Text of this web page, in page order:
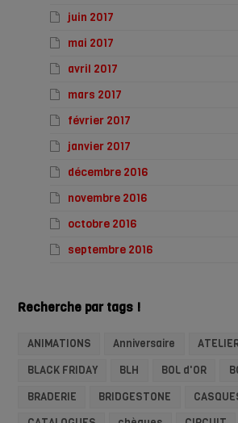
juin 2017
mai 2017
avril 2017
mars 2017
février 2017
janvier 2017
décembre 2016
novembre 2016
octobre 2016
septembre 2016
Recherche par tags !
ANIMATIONS Anniversaire
BLACK FRIDAY
BLH BOL d'OR
BRADERIE
BRIDGESTONE